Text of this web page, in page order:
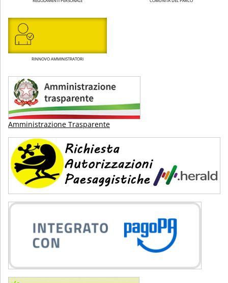
RINNOVO AMMINISTRATORI
Amministrazione Trasparente